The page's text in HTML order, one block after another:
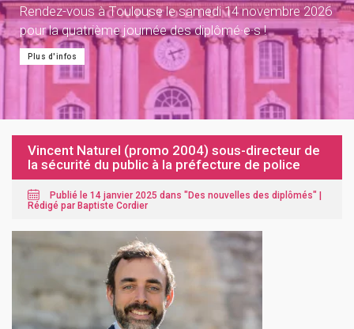
Rendez-vous à Toulouse le samedi 14 novembre 2026
pour la quatrième journée des diplômé·e·s !
Plus d'infos
Vincent Naturel (promo 2004) sous-directeur de
la sécurité du public à la préfecture de police
Publié le 14 janvier 2025 dans "Des nouvelles des diplômés" |
Rédigé par Baptiste Cordier